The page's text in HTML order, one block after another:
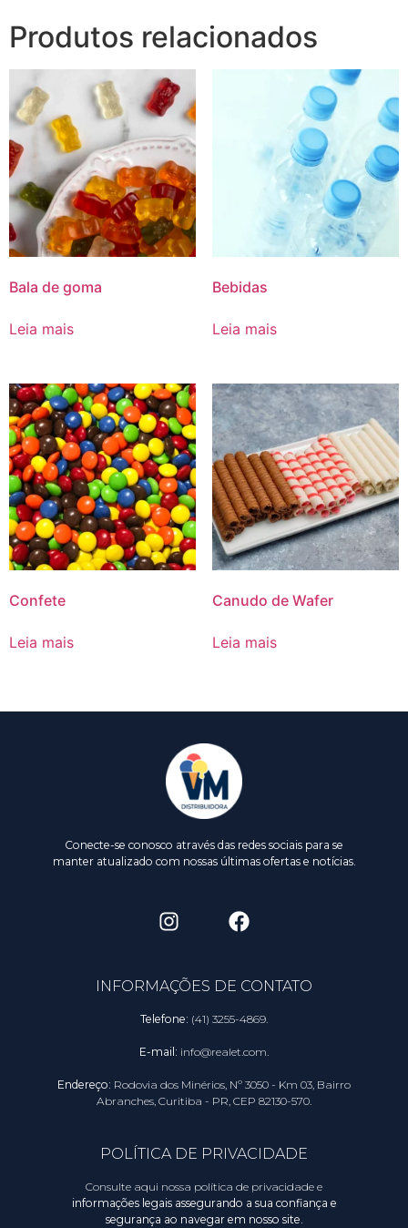
Produtos relacionados
Bala de goma
Leia mais
Bebidas
Leia mais
Confete
Leia mais
Canudo de Wafer
Leia mais
Conecte-se conosco através das redes sociais para se
manter atualizado com nossas últimas ofertas e notícias.
INFORMAÇÕES DE CONTATO
Telefone: (41) 3255-4869.
E-mail: info@realet.com.
Endereço: Rodovia dos Minérios, Nº 3050 - Km 03, Bairro
Abranches, Curitiba - PR, CEP 82130-570.
POLÍTICA DE PRIVACIDADE
Consulte aqui nossa política de privacidade e
informações legais assegurando a sua confiança e
segurança ao navegar em nosso site.